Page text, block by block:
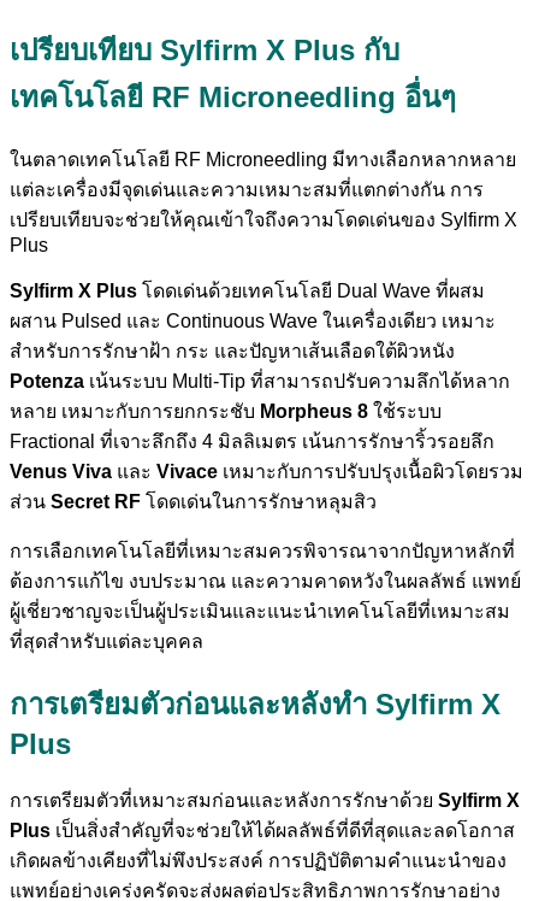
เปรียบเทียบ Sylfirm X Plus กับ
เทคโนโลยี RF Microneedling อื่นๆ
ในตลาดเทคโนโลยี RF Microneedling มีทางเลือกหลากหลาย
แต่ละเครื่องมีจุดเด่นและความเหมาะสมที่แตกต่างกัน การ
เปรียบเทียบจะช่วยให้คุณเข้าใจถึงความโดดเด่นของ Sylfirm X
Plus
Sylfirm X Plus โดดเด่นด้วยเทคโนโลยี Dual Wave ที่ผสม
ผสาน Pulsed และ Continuous Wave ในเครื่องเดียว เหมาะ
สำหรับการรักษาฝ้า กระ และปัญหาเส้นเลือดใต้ผิวหนัง
Potenza เน้นระบบ Multi-Tip ที่สามารถปรับความลึกได้หลาก
หลาย เหมาะกับการยกกระชับ Morpheus 8 ใช้ระบบ
Fractional ที่เจาะลึกถึง 4 มิลลิเมตร เน้นการรักษาริ้วรอยลึก
Venus Viva และ Vivace เหมาะกับการปรับปรุงเนื้อผิวโดยรวม
ส่วน Secret RF โดดเด่นในการรักษาหลุมสิว
การเลือกเทคโนโลยีที่เหมาะสมควรพิจารณาจากปัญหาหลักที่
ต้องการแก้ไข งบประมาณ และความคาดหวังในผลลัพธ์ แพทย์
ผู้เชี่ยวชาญจะเป็นผู้ประเมินและแนะนำเทคโนโลยีที่เหมาะสม
ที่สุดสำหรับแต่ละบุคคล
การเตรียมตัวก่อนและหลังทำ Sylfirm X
Plus
การเตรียมตัวที่เหมาะสมก่อนและหลังการรักษาด้วย Sylfirm X
Plus เป็นสิ่งสำคัญที่จะช่วยให้ได้ผลลัพธ์ที่ดีที่สุดและลดโอกาส
เกิดผลข้างเคียงที่ไม่พึงประสงค์ การปฏิบัติตามคำแนะนำของ
แพทย์อย่างเคร่งครัดจะส่งผลต่อประสิทธิภาพการรักษาอย่าง